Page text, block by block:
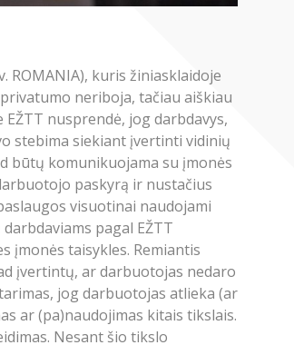
ROMANIA), kuris žiniasklaidoje
neriboja, tačiau aiškiau
nusprendė, jog darbdavys,
stebima siekiant įvertinti vidinių
būtų komunikuojama su įmonės
paskyrą ir nustačius
visuotinai naudojami
pagal EŽTT
taisykles. Remiantis
įvertintų, ar darbuotojas nedaro
jog darbuotojas atlieka (ar
ar (pa)naudojimas kitais tikslais.
Nesant šio tikslo